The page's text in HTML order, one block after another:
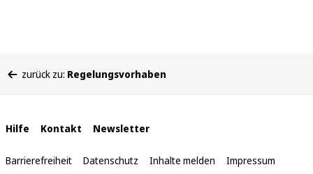
befinden
zurück zu: Regelungsvorhaben
Interne
Links
Hilfe Kontakt Newsletter
Barrierefreiheit Datenschutz Inhalte melden Impressum